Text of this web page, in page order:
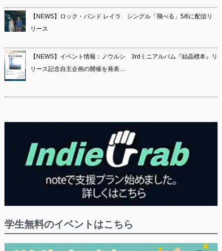
【NEWS】ロック・バンド レイラ シングル「飛べる」5/6に配信リ
リース
【NEWS】イベント情報：ノウルシ 3rdミニアルバム『結晶標本』リ
リース記念自主企画の開催を発表…
学生無料のイベントはこちら